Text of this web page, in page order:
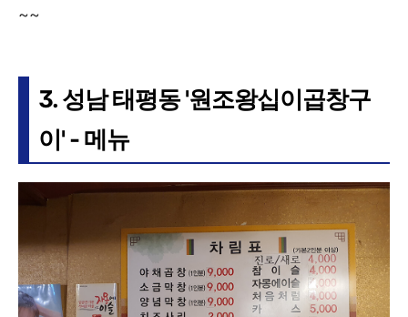
~~
3. 성남 태평동 '원조왕십이곱창구
이' - 메뉴